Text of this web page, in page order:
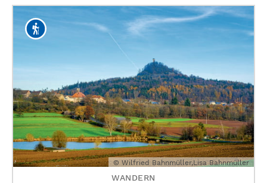
© Wilfried Bahnmüller,Lisa Bahnmüller
WANDERN